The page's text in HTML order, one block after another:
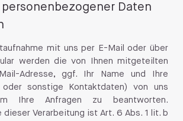
personenbezogener Daten
mit uns per E-Mail oder über
werden die von Ihnen mitgeteilten
Adresse, ggf. Ihr Name und Ihre
oder sonstige Kontaktdaten) von uns
Ihre Anfragen zu beantworten.
dieser Verarbeitung ist Art. 6 Abs. 1 lit. b